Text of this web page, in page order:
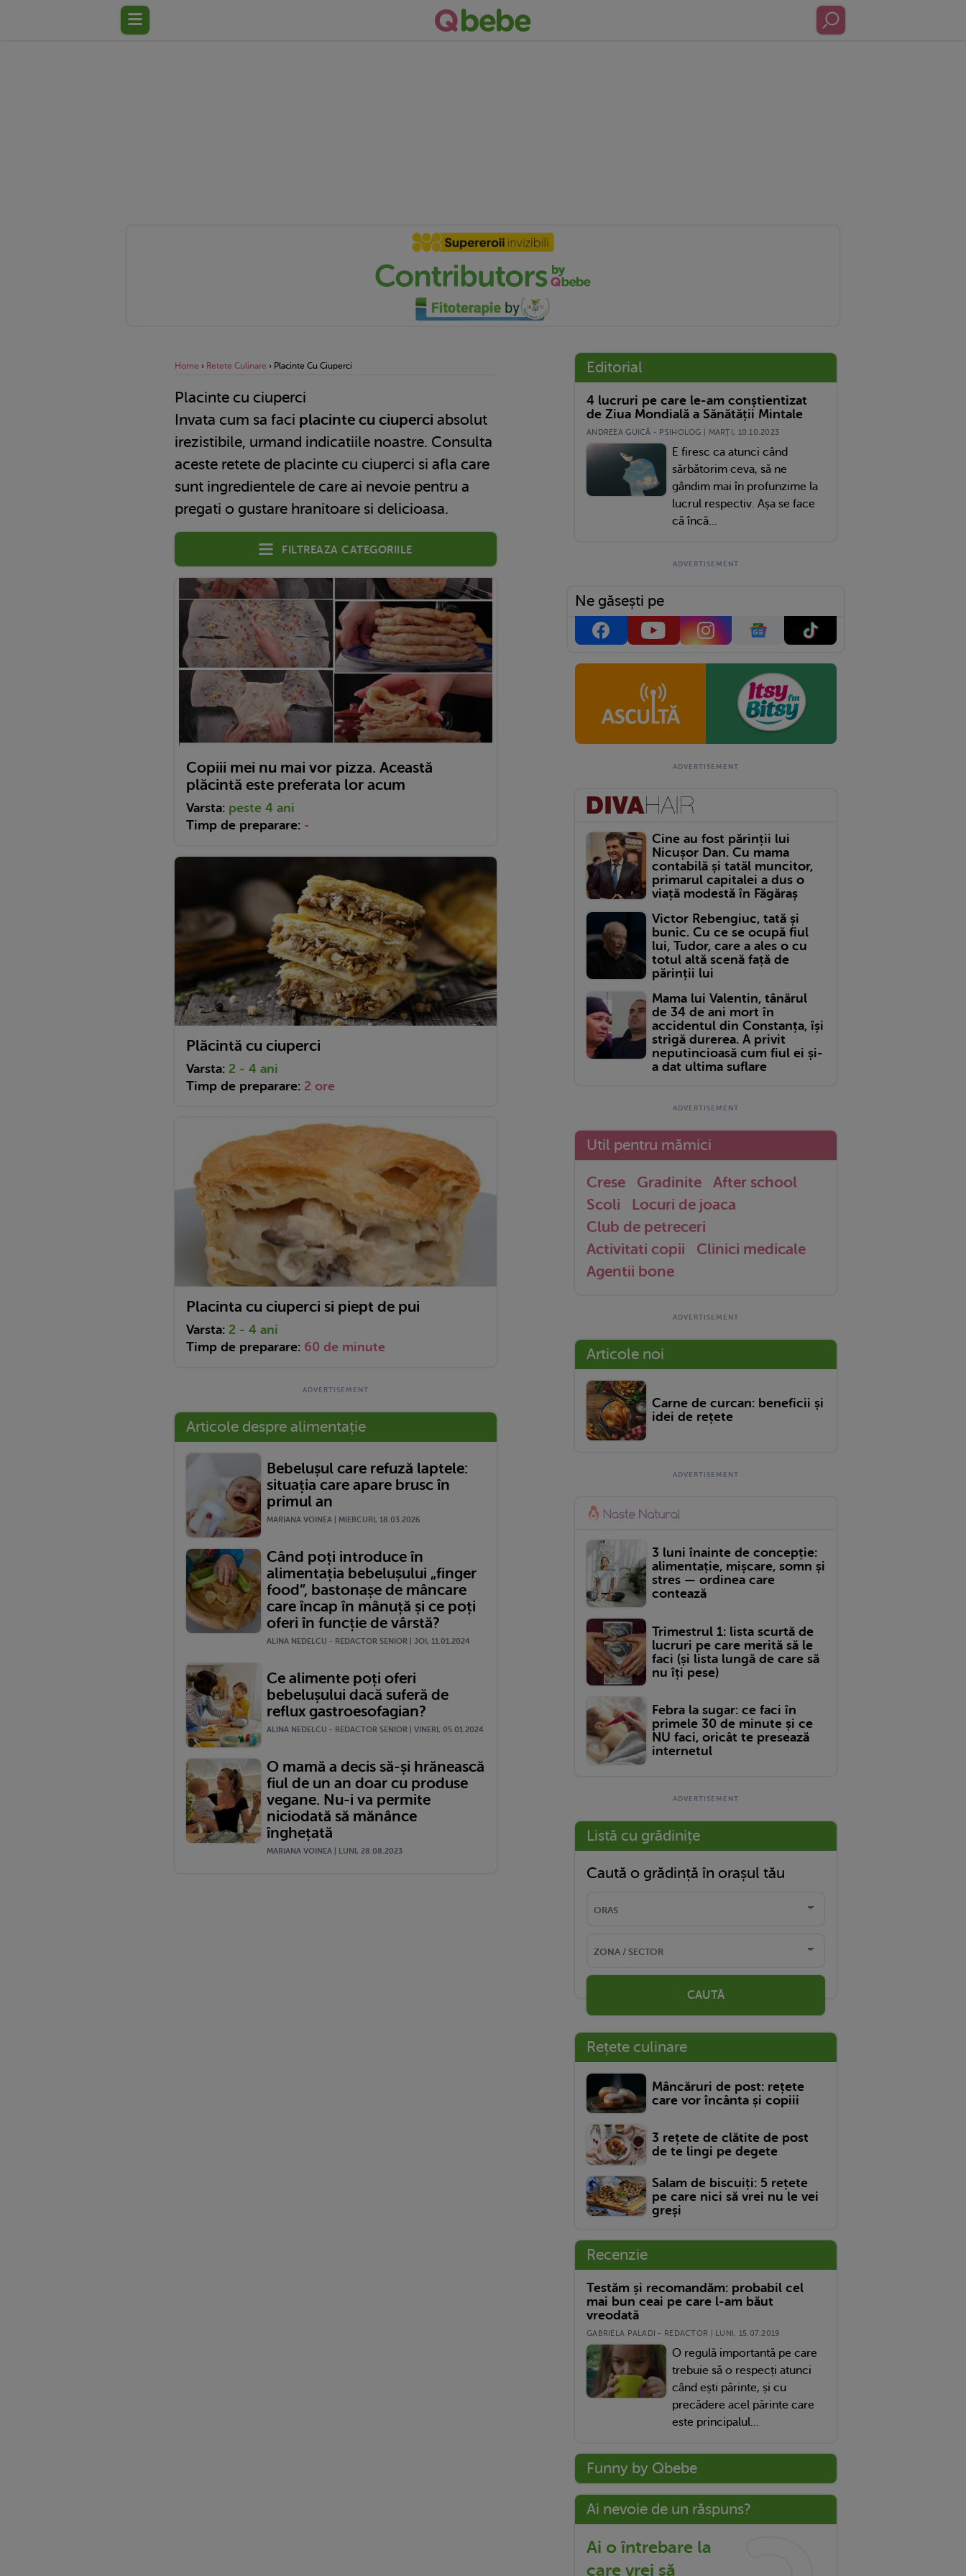
Home › Retete Culinare › Placinte Cu Ciuperci
Placinte cu ciuperci
Invata cum sa faci placinte cu ciuperci absolut
irezistibile, urmand indicatiile noastre. Consulta
aceste retete de placinte cu ciuperci si afla care
sunt ingredientele de care ai nevoie pentru a
pregati o gustare hranitoare si delicioasa.
Filtreaza categoriile
Copiii mei nu mai vor pizza. Această
plăcintă este preferata lor acum
Varsta: peste 4 ani
Timp de preparare: -
Plăcintă cu ciuperci
Varsta: 2 - 4 ani
Timp de preparare: 2 ore
Placinta cu ciuperci si piept de pui
Varsta: 2 - 4 ani
Timp de preparare: 60 de minute
Articole despre alimentație
Bebelușul care refuză laptele:
situația care apare brusc în
primul an
MARIANA VOINEA | MIERCURI, 18.03.2026
Când poți introduce în
alimentația bebelușului „finger
food”, bastonașe de mâncare
care încap în mânuță și ce poți
oferi în funcție de vârstă?
ALINA NEDELCU - REDACTOR SENIOR | JOI, 11.01.2024
Ce alimente poți oferi
bebelușului dacă suferă de
reflux gastroesofagian?
ALINA NEDELCU - REDACTOR SENIOR | VINERI, 05.01.2024
O mamă a decis să-și hrănească
fiul de un an doar cu produse
vegane. Nu-i va permite
niciodată să mănânce
înghețată
MARIANA VOINEA | LUNI, 28.08.2023
Editorial
4 lucruri pe care le-am conștientizat
de Ziua Mondială a Sănătății Mintale
ANDREEA GUICĂ - PSIHOLOG | MARŢI, 10.10.2023
E firesc ca atunci când
sărbătorim ceva, să ne
gândim mai în profunzime la
lucrul respectiv. Așa se face
că încă...
Ne găsești pe
Cine au fost părinții lui
Nicușor Dan. Cu mama
contabilă și tatăl muncitor,
primarul capitalei a dus o
viață modestă în Făgăraș
Victor Rebengiuc, tată și
bunic. Cu ce se ocupă fiul
lui, Tudor, care a ales o cu
totul altă scenă față de
părinții lui
Mama lui Valentin, tânărul
de 34 de ani mort în
accidentul din Constanța, își
strigă durerea. A privit
neputincioasă cum fiul ei și-
a dat ultima suflare
Util pentru mămici
Crese Gradinite
After school
Scoli
Locuri de joaca
Club de petreceri
Activitati copii
Clinici medicale
Agentii bone
Articole noi
Carne de curcan: beneficii și
idei de rețete
3 luni înainte de concepție:
alimentație, mișcare, somn și
stres — ordinea care
contează
Trimestrul 1: lista scurtă de
lucruri pe care merită să le
faci (și lista lungă de care să
nu îți pese)
Febra la sugar: ce faci în
primele 30 de minute și ce
NU faci, oricât te presează
internetul
Listă cu grădinițe
Caută o grădință în orașul tău
CAUTĂ
Rețete culinare
Mâncăruri de post: rețete
care vor încânta și copiii
3 rețete de clătite de post
de te lingi pe degete
Salam de biscuiți: 5 rețete
pe care nici să vrei nu le vei
greși
Recenzie
Testăm și recomandăm: probabil cel
mai bun ceai pe care l-am băut
vreodată
GABRIELA PALADI - REDACTOR | LUNI, 15.07.2019
O regulă importantă pe care
trebuie să o respecți atunci
când ești părinte, și cu
precădere acel părinte care
este principalul...
Funny by Qbebe
Ai nevoie de un răspuns?
Ai o întrebare la
care vrei să